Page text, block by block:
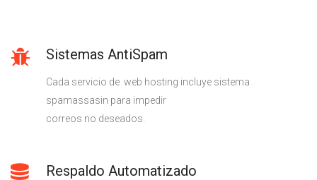
Sistemas AntiSpam
Cada servicio de web hosting incluye sistema
spamassasin para impedir
correos no deseados.
Respaldo Automatizado